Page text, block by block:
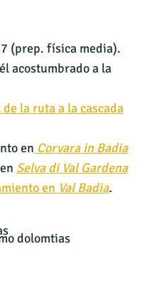
(prep. física media).
acostumbrado a la
la ruta a la cascada
en Corvara in Badia
Selva di Val Gardena
en Val Badia.